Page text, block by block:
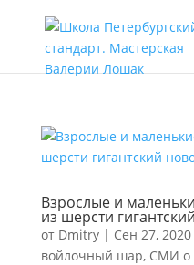
Взрослые и
из шерсти
от Dmitry| Сен 27, 2020
войлочный шар, СМИ о